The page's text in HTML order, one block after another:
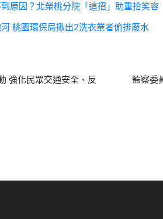
原因？北榮桃分院「這招」助重拾笑容
桃園環保局揪出2洗衣業者偷排廢水
強化民眾交通安全、反
監察委